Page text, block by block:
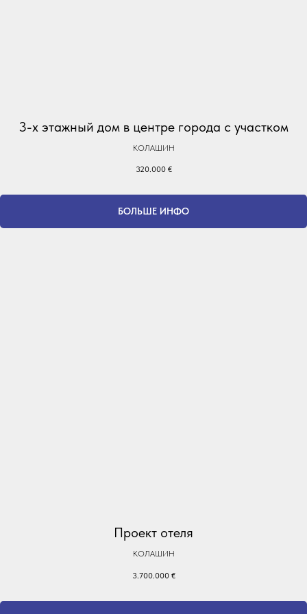
3-х этажный дом в центре города с участком
КОЛАШИН
320.000 €
БОЛЬШЕ ИНФО
Проект отеля
КОЛАШИН
3.700.000 €